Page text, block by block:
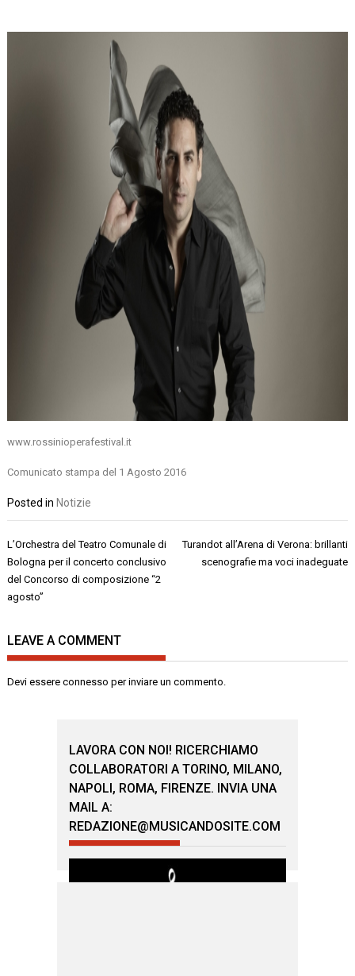
www.rossinioperafestival.it
Comunicato stampa del 1 Agosto 2016
Posted in Notizie
Navigazione
articoli
L’Orchestra del Teatro Comunale di
Bologna per il concerto conclusivo
del Concorso di composizione “2
agosto”
Turandot all’Arena di Verona: brillanti
scenografie ma voci inadeguate
LEAVE A COMMENT
Devi essereconnesso per inviare un commento.
LAVORA CON NOI! RICERCHIAMO
COLLABORATORI A TORINO, MILANO,
NAPOLI, ROMA, FIRENZE. INVIA UNA
MAIL A:
REDAZIONE@MUSICANDOSITE.COM